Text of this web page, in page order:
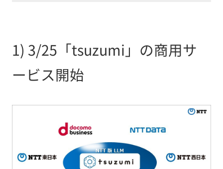
1) 3/25「tsuzumi」の商用サ
ービス開始